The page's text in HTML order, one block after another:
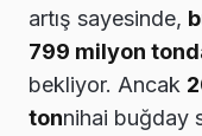
artış sayesinde,
799 milyon
bekliyor. Ancak
tonnihai buğday